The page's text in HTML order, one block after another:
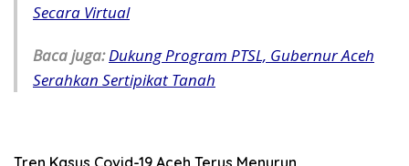
Secara Virtual
Baca juga:Dukung Program PTSL, Gubernur Aceh
Serahkan Sertipikat Tanah